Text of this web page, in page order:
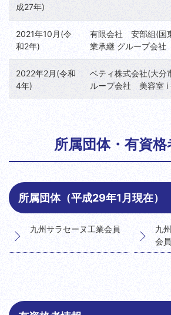
成27年)
2021年10月(令
和2年)
有限会社 安部組(国
業承継 グループ会社
2022年2月(令和
4年)
ベティ株式会社(大
ループ会社 美容室 i
所属団体・有資格
所属団体（平成29年1月現在）
九州サラセーヌ工業会員
九
会員